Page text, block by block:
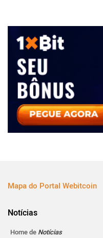
Mapa do Portal Webitcoin
Notícias
Home de Notícias